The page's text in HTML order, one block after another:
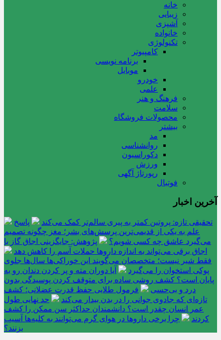
خانه
زیبایی
آشپزی
خانواده
تکنولوژی
کامپیوتر
برنامه نویسی
موبایل
خودرو
علمی
فرهنگ و هنر
سلامت
محصولات فروشگاه
بیشتر
مد
روانشناسی
دکوراسیون
ورزش
رپورتاژ آگهی
فوتبال
آخرین اخبار
تحقیقی تازه: پروتین کمتر به پیری سالم‌تر کمک می‌کند
پاسخ
علم به یکی از قدیمی‌ترین پرسش‌های بشر؛ مغز چگونه تصمیم
می‌گیرد عاشق چه کسی شویم؟
پژوهش: جایگزینی اجاق گاز با
اجاق برقی می‌تواند به اندازه داروها حملات آسم را کاهش دهد
فقط شیر نیست؛ متخصصان می‌گویند این خوراکی‌ها سال‌ها جلوی
پوکی استخوان را می‌گیرد
آیا دوران مته و پر کردن دندان رو به
پایان است؟ کشف روشی ساده برای متوقف کردن پوسیدگی بدون
درد و بی‌حسی
فرمول طلایی حفظ قدرت عضلانی؛ کشف
تازه‌ای که جادوی جوانی را در بدن بیدار می‌کند
حد نهایی طول
عمر انسان چقدر است؟ دانشمندان حداکثر سن ممکن را کشف
کردند
چرا برخی داروها در هوای گرم می‌توانند به کلیه‌ها آسیب
بزنند؟